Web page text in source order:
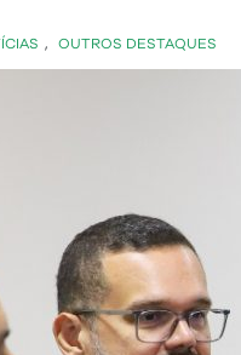
, OUTROS DESTAQUES